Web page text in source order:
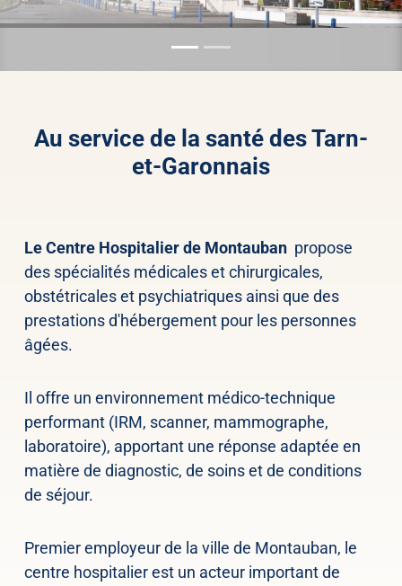
Au service de la santé des Tarn-
et-Garonnais
Le Centre Hospitalier de Montauban propose
des spécialités médicales et chirurgicales,
obstétricales et psychiatriques ainsi que des
prestations d'hébergement pour les personnes
âgées.
Il offre un environnement médico-technique
performant (IRM, scanner, mammographe,
laboratoire), apportant une réponse adaptée en
matière de diagnostic, de soins et de conditions
de séjour.
Premier employeur de la ville de Montauban, le
centre hospitalier est un acteur important de